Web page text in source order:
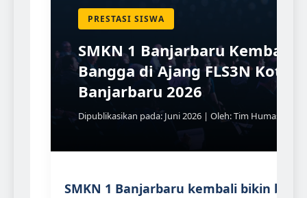
PRESTASI SISWA
SMKN 1 Banjarbaru Kembali
Bangga di Ajang FLS3N Kota
Banjarbaru 2026
Dipublikasikan pada: Juni 2026 | Oleh: Tim Humas
SMKN 1 Banjarbaru kembali bikin